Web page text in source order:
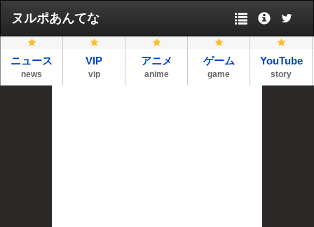
ヌルポあんてな
ニュース
news
VIP
vip
アニメ
anime
ゲーム
game
YouTube
story